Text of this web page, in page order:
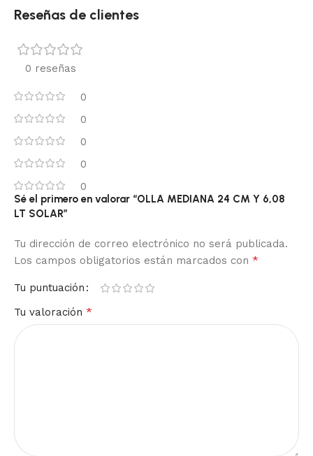
Reseñas de clientes
0 reseñas
0
0
0
0
0
Sé el primero en valorar “OLLA MEDIANA 24 CM Y 6,08
LT SOLAR”
Tu dirección de correo electrónico no será publicada.
Los campos obligatorios están marcados con *
Tu puntuación
Tu valoración *